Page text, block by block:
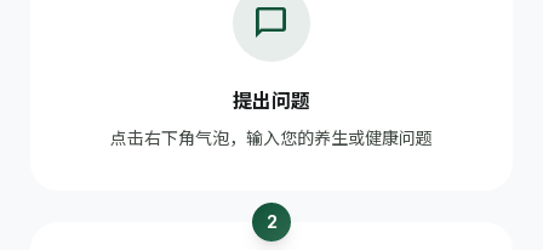
chat_bubble
提出问题
点击右下角气泡，输入您的养生或健康问题
2